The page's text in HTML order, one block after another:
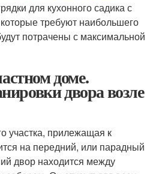
для кухонного садика с
требуют наибольшего
потрачены с максимальной
доме.
двора возле
участка, прилежащая к
на передний, или парадный
двор находится между